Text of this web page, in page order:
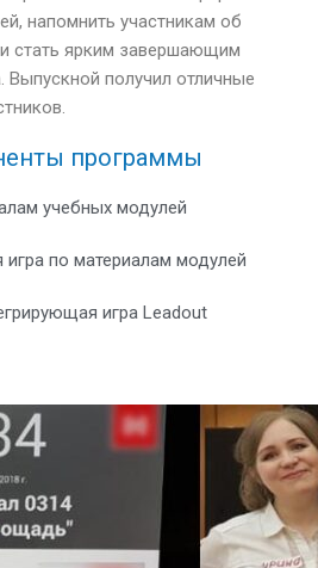
напомнить участникам об
стать ярким завершающим
Выпускной получил отличные
программы
учебных модулей
игра по материалам модулей
игра Leadout